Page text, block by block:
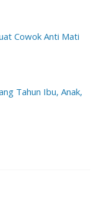
Cowok Anti Mati
Tahun Ibu, Anak,